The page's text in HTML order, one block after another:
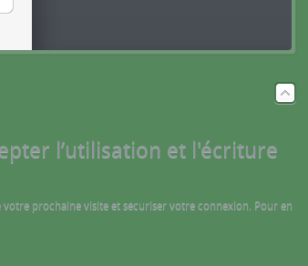
l’utilisation et l'écriture
prochaine visite et sécuriser votre connexion. Pour en